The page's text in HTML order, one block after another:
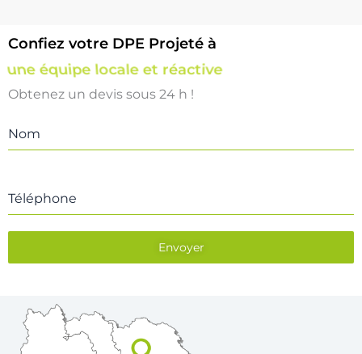
Confiez votre DPE Projeté à
une équipe locale et réactive
Obtenez un devis sous 24 h !
Nom
Téléphone
Envoyer